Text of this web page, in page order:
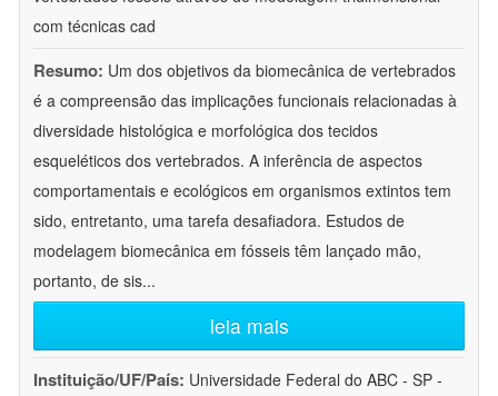
com técnicas cad
Resumo: Um dos objetivos da biomecânica de vertebrados
é a compreensão das implicações funcionais relacionadas à
diversidade histológica e morfológica dos tecidos
esqueléticos dos vertebrados. A inferência de aspectos
comportamentais e ecológicos em organismos extintos tem
sido, entretanto, uma tarefa desafiadora. Estudos de
modelagem biomecânica em fósseis têm lançado mão,
portanto, de sis...
leia mais
Instituição/UF/País: Universidade Federal do ABC - SP -